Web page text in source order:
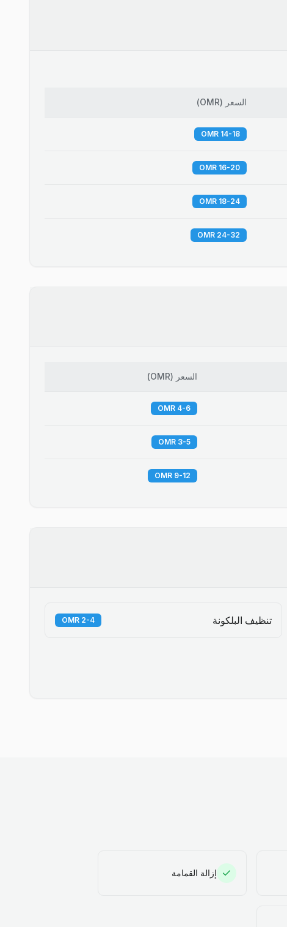
السعر (
OMR
)
14-18 OMR
16-20 OMR
18-24 OMR
24-32 OMR
السعر (
OMR
)
4-6 OMR
3-5 OMR
9-12 OMR
تنظيف البلكونة 2-4 OMR
إزالة القمامة